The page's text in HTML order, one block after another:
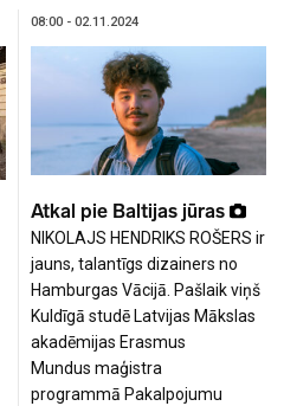
08:00 - 02.11.2024
Atkal pie Baltijas jūras
NIKOLAJS HENDRIKS ROŠERS ir
jauns, talantīgs dizainers no
Hamburgas Vācijā. Pašlaik viņš
Kuldīgā studē Latvijas Mākslas
akadēmijas Erasmus
Mundus maģistra
programmā Pakalpojumu